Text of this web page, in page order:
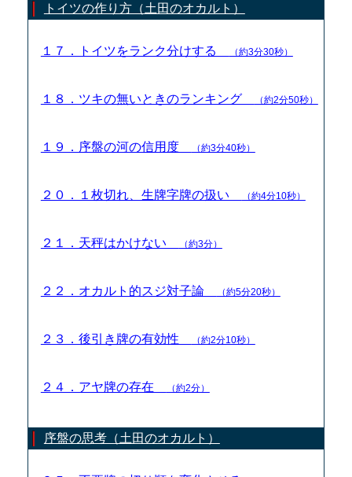
トイツの作り方（土田のオカルト）
１７．トイツをランク分けする （約3分30秒）
１８．ツキの無いときのランキング （約2分50秒）
１９．序盤の河の信用度 （約3分40秒）
２０．１枚切れ、生牌字牌の扱い （約4分10秒）
２１．天秤はかけない （約3分）
２２．オカルト的スジ対子論 （約5分20秒）
２３．後引き牌の有効性 （約2分10秒）
２４．アヤ牌の存在 （約2分）
序盤の思考（土田のオカルト）